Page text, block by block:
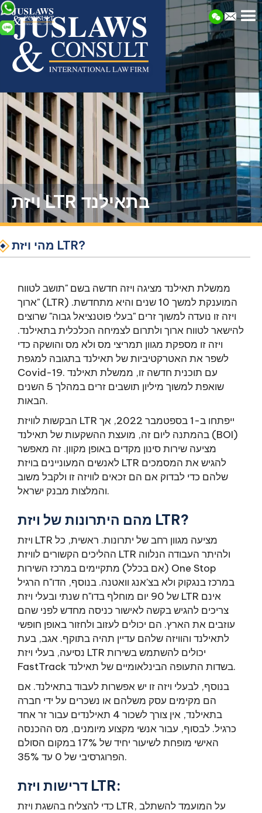
ויזת LTR בתאילנד
מהי ויזת LTR?
ממשלת תאילנד מציגה ויזה חדשה בשם "תושב לטווח
ארוך" (LTR) המוענקת למשך 10 שנים והיא מתחדשת.
ויזה זו נועדה למשוך זרים "בעלי פוטנציאל גבוה" שרוצים
להישאר לטווח ארוך ולתרום לצמיחה הכלכלית בתאילנד.
ויזה זו מספקת מגוון תמריצי מס ולא מס והושקה כדי
לשפר את האטרקטיביות של תאילנד בתגובה למגפת
Covid-19. עם תוכנית חדשה זו, ממשלת תאילנד
שואפת למשוך מיליון תושבים זרים במהלך 5 השנים
הבאות.
הבקשות לוויזת LTR ייפתחו ב-1 בספטמבר 2022, אך
בהמתנה ליום זה, מועצת ההשקעות של תאילנד (BOI)
מציעה שירות סינון מקדים באופן מקוון. זה מאפשר
לאנשים המעוניינים בויזת LTR להגיש את המסמכים
שלהם כדי לבדוק אם הם זכאים לוויזה זו ולקבל משוב
והמלצות מבנק ישראל.
מהם היתרונות של ויזת LTR?
ויזת LTR מציעה מגוון רחב של יתרונות. ראשית, כל
ההליכים הקשורים לוויזת LTR ולהיתר העבודה הנלווה
(אם בכלל) מתקיימים במרכז השירות One Stop
במרכז בנגקוק ולא בצ'אנג וואטנה. בנוסף, הדו"ח הרגיל
של 90 יום מוחלף בדו"ח שנתי ובעלי ויזת LTR אינם
צריכים להגיש בקשה לאישור כניסה מחדש לפני שהם
עוזבים את הארץ. הם יכולים לעזוב ולחזור באופן חופשי
לתאילנד והוויזה שלהם עדיין תהיה בתוקף. אגב, בעת
נסיעה, בעלי ויזת LTR יכולים להשתמש בשירות
FastTrack בשדות התעופה הבינלאומיים של תאילנד.
בנוסף, לבעלי ויזה זו יש אפשרות לעבוד בתאילנד. אם
הם מקימים עסק משלהם או נשכרים על ידי חברה
בתאילנד, אין צורך לשכור 4 תאילנדים עבור זר אחד
כרגיל. לבסוף, עבור אנשי מקצוע מיומנים, מס ההכנסה
האישי מופחת לשיעור יחיד של 17% במקום הסולם
הפרוגרסיבי של 0 עד 35%.
דרישות ויזת LTR:
כדי להצליח בהשגת ויזת LTR, על המועמד להשתלב